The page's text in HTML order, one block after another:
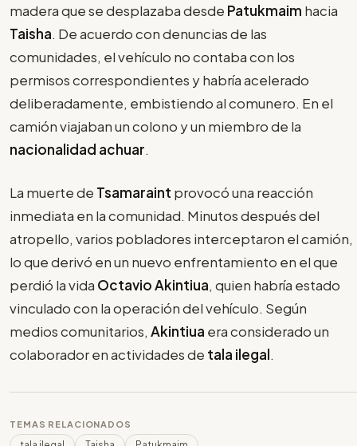
madera que se desplazaba desde Patukmaim hacia
Taisha. De acuerdo con denuncias de las
comunidades, el vehículo no contaba con los
permisos correspondientes y habría acelerado
deliberadamente, embistiendo al comunero. En el
camión viajaban un colono y un miembro de la
nacionalidad achuar.
La muerte de Tsamaraint provocó una reacción
inmediata en la comunidad. Minutos después del
atropello, varios pobladores interceptaron el camión,
lo que derivó en un nuevo enfrentamiento en el que
perdió la vida Octavio Akintiua, quien habría estado
vinculado con la operación del vehículo. Según
medios comunitarios, Akintiua era considerado un
colaborador en actividades de tala ilegal.
TEMAS RELACIONADOS